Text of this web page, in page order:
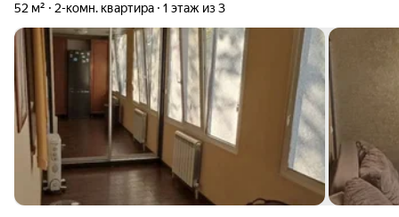
52 м² 2-комн. квартира 1 этаж из 3